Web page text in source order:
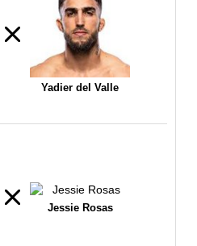
Yadier del Valle
Jessie Rosas